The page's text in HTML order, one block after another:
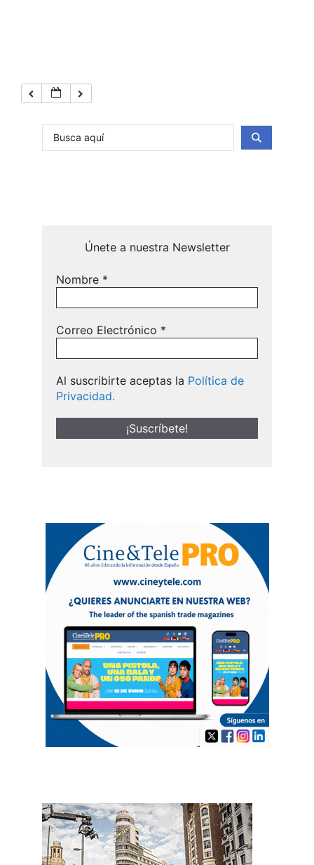
Únete a nuestra Newsletter
Nombre *
Correo Electrónico *
Al suscribirte aceptas la Política de
Privacidad.